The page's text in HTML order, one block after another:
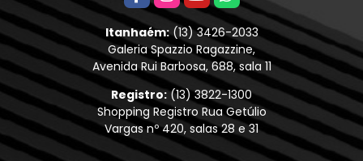
Itanhaém:(13) 3426-2033
Galeria Spazzio Ragazzine,
Avenida Rui Barbosa, 688, sala 11
Registro:(13) 3822-1300
Shopping Registro Rua Getúlio
Vargas nº 420, salas 28 e 31